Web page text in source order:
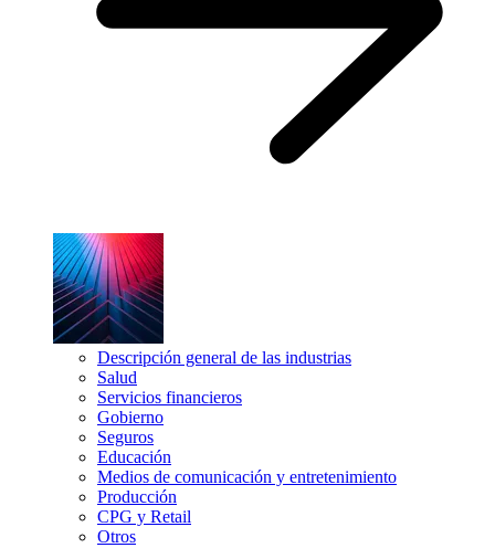
Descripción general de las industrias
Salud
Servicios financieros
Gobierno
Seguros
Educación
Medios de comunicación y entretenimiento
Producción
CPG y Retail
Otros